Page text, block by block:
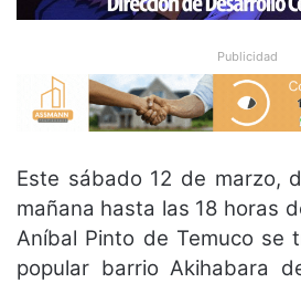
Publicidad
Este sábado 12 de marzo,
mañana hasta las 18 horas
Aníbal Pinto de Temuco se
popular barrio Akihabara